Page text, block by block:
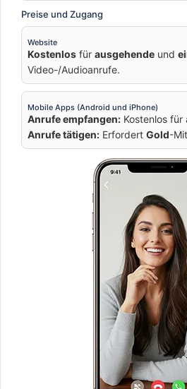
Preise und Zugang
Website
Kostenlos für ausgehende und
Video-/Audioanrufe.
Mobile Apps (Android und iPhone)
Anrufe empfangen: Kostenlos für
Anrufe tätigen: Erfordert Gold-